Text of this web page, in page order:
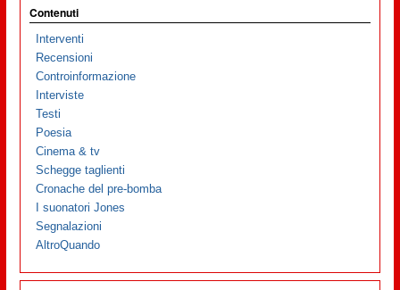
Contenuti
Interventi
Recensioni
Controinformazione
Interviste
Testi
Poesia
Cinema & tv
Schegge taglienti
Cronache del pre-bomba
I suonatori Jones
Segnalazioni
AltroQuando